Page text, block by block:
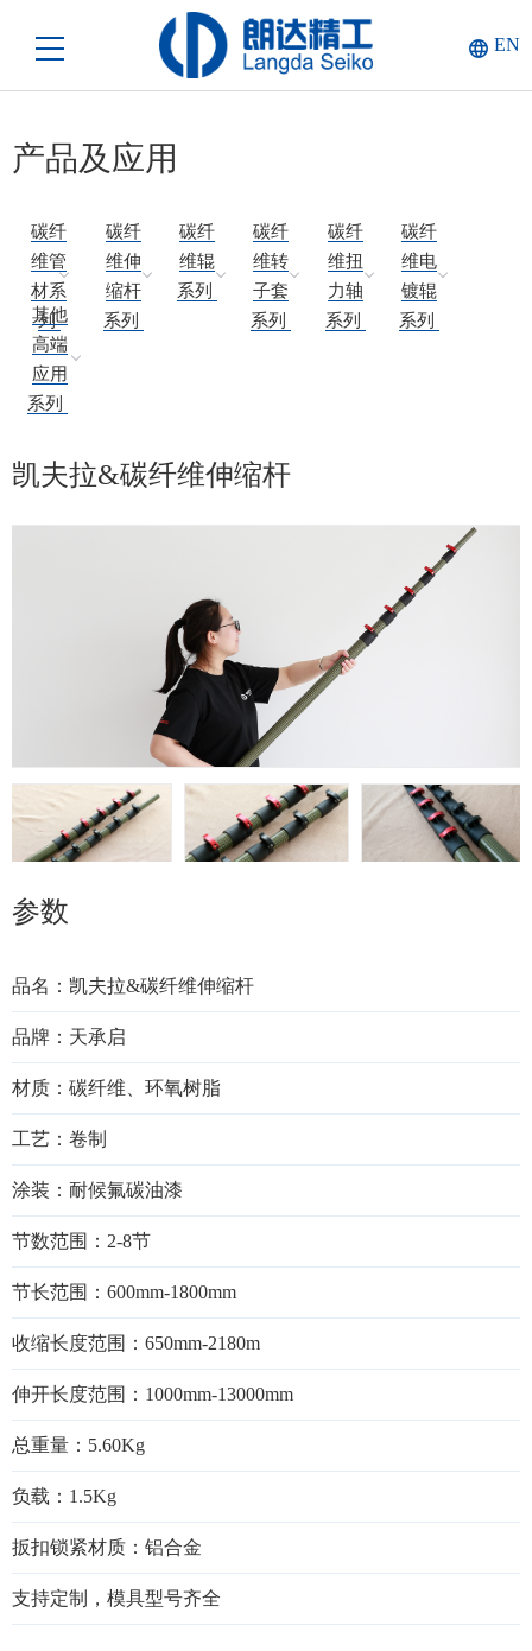
EN
产品及应用
碳纤
维管
材系
列
碳纤
维伸
缩杆
系列
碳纤
维辊
系列
碳纤
维转
子套
系列
碳纤
维扭
力轴
系列
碳纤
维电
镀辊
系列
其他
高端
应用
系列
凯夫拉&碳纤维伸缩杆
参数
品名：凯夫拉&碳纤维伸缩杆
品牌：天承启
材质：碳纤维、环氧树脂
工艺：卷制
涂装：耐候氟碳油漆
节数范围：2-8节
节长范围：600mm-1800mm
收缩长度范围：650mm-2180m
伸开长度范围：1000mm-13000mm
总重量：5.60Kg
负载：1.5Kg
扳扣锁紧材质：铝合金
支持定制，模具型号齐全